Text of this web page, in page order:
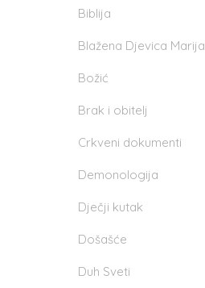
Biblija
Blažena Djevica Marija
Božić
Brak i obitelj
Crkveni dokumenti
Demonologija
Dječji kutak
Došašće
Duh Sveti